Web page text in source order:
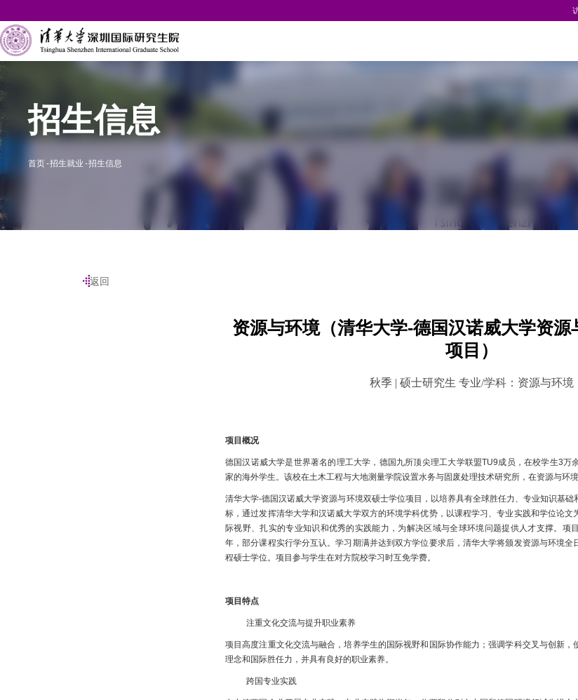
招生信息
首页 招生就业 招生信息
返回
资源与环境（清华大学-德国汉诺威大学资源
项目）
秋季 | 硕士研究生 专业/学科：资源与环境
项目概况
德国汉诺威大学是世界著名的理工大学，德国九所顶尖理工大学联盟TU9成员，在校学生3万
家的海外学生。该校在土木工程与大地测量学院设置水务与固废处理技术研究所，在资源与环
清华大学-德国汉诺威大学资源与环境双硕士学位项目，以培养具有全球胜任力、专业知识基础
标，通过发挥清华大学和汉诺威大学双方的环境学科优势，以课程学习、专业实践和学位论文
际视野、扎实的专业知识和优秀的实践能力，为解决区域与全球环境问题提供人才支撑。项
年，部分课程实行学分互认。学习期满并达到双方学位要求后，清华大学将颁发资源与环境
程硕士学位。项目参与学生在对方院校学习时互免学费。
项目特点
注重文化交流与提升职业素养
项目高度注重文化交流与融合，培养学生的国际视野和国际协作能力；强调学科交叉与创新
理念和国际胜任力，并具有良好的职业素养。
跨国专业实践